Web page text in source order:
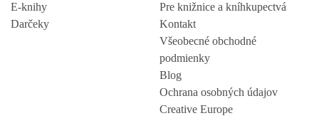
E-knihy
Darčeky
Pre knižnice a kníhkupectvá
Kontakt
Všeobecné obchodné
podmienky
Blog
Ochrana osobných údajov
Creative Europe